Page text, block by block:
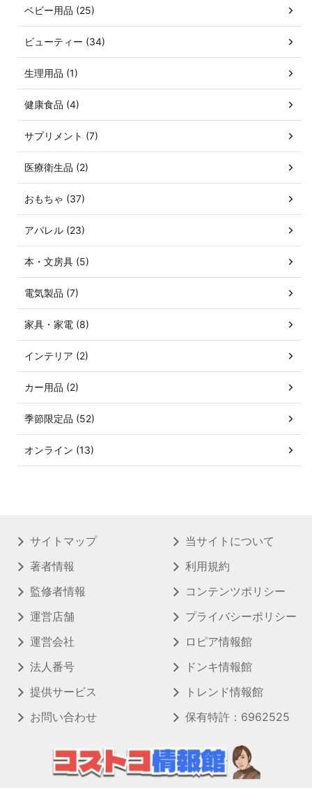
ベビー用品 (25)
ビューティー (34)
生理用品 (1)
健康食品 (4)
サプリメント (7)
医療衛生品 (2)
おもちゃ (37)
アパレル (23)
本・文房具 (5)
電気製品 (7)
家具・家電 (8)
インテリア (2)
カー用品 (2)
季節限定品 (52)
オンライン (13)
サイトマップ
著者情報
監修者情報
運営店舗
運営会社
法人番号
提供サービス
お問い合わせ
当サイトについて
利用規約
コンテンツポリシー
プライバシーポリシー
ロピア情報館
ドンキ情報館
トレンド情報館
保有特許：6962525